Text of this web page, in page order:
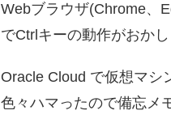
Webブラウザ(Chrome、
でCtrlキーの動作がおか
Oracle Cloud で仮想マシ
色々ハマったので備忘メ